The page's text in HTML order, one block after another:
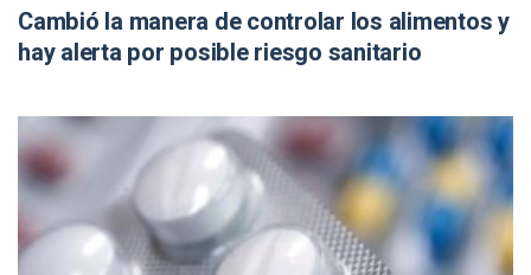
Cambió la manera de controlar los alimentos y
hay alerta por posible riesgo sanitario